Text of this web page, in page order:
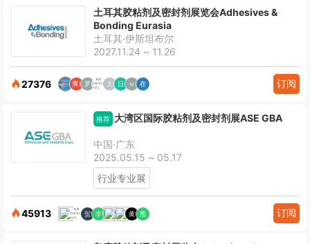
土耳其胶粘剂及密封剂展览会Adhesives &
Bonding Eurasia
土耳其·伊斯坦布尔
2027.11.24 ~ 11.26
27376 订阅
推荐 大湾区国际胶粘剂及密封剂展ASE GBA
中国·广东
2025.05.15 ~ 05.17
行业专业展
45913 订阅